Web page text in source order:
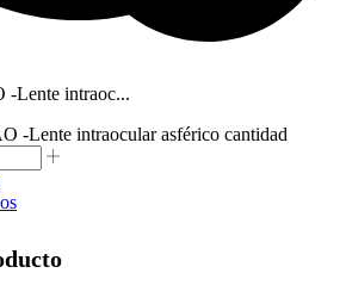
Lente intraoc...
-Lente intraocular asférico cantidad